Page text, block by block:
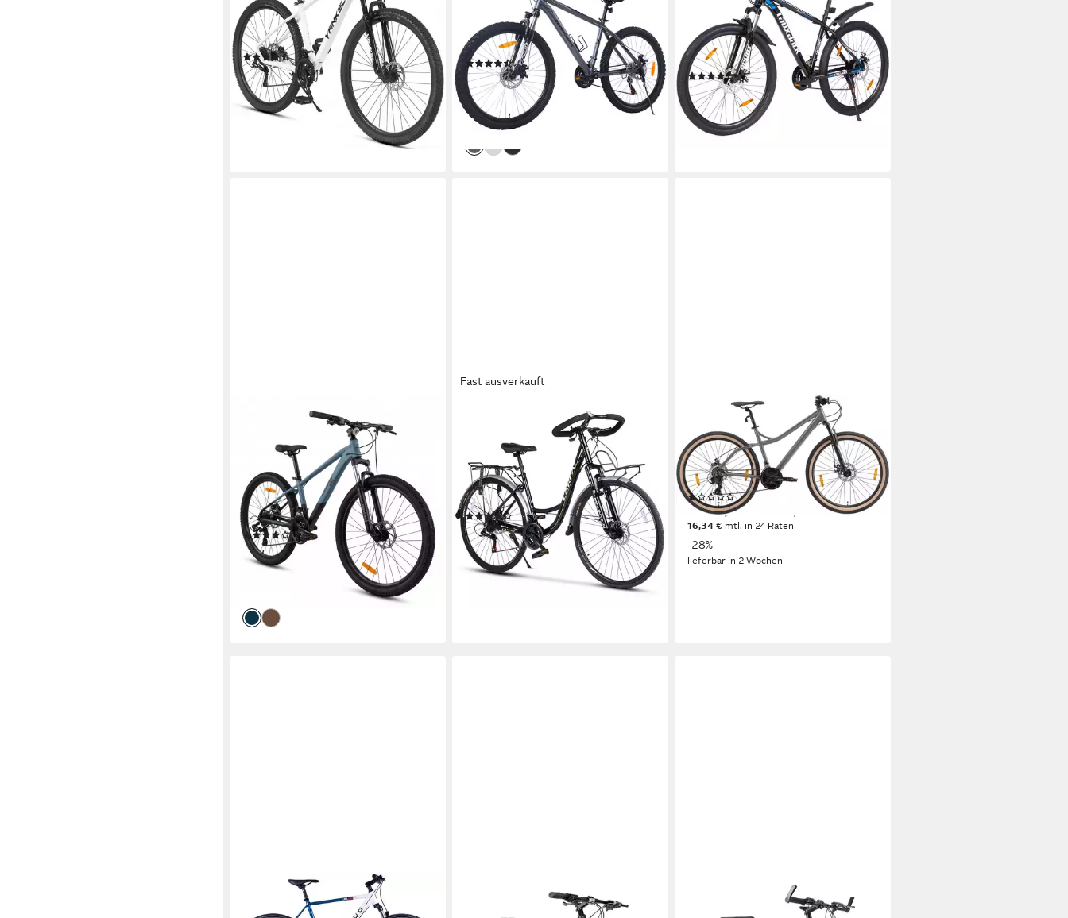
21 Gänge
100 kg Zul. Gesamtgewicht
Aluminium Rahmen
(3)
344,99 € UVP649,99 €
17,14 €mtl. in 24 Raten
-47%
lieferbar - in 6-8 Werktagen bei dir
Shimano 21 Gang
21 Gänge
100 kg Zul. Gesamtgewicht
(19)
289,99 € UVP 699,99 €
14,40 €
mtl. in 24 Raten
-59%
lieferbar - in 5-6 Werktagen bei dir
Scheibenbremse, herren
Gänge
110 kg Zul. Gesamtgewicht
Eisen Rahmen
(65)
ab 299,99 € UVP 639,99 €
14,90 €mtl. in 24 Raten
-53%
lieferbar - in 6-8 Werktagen bei dir
Mountainbike Keskin MTB1, 29 Zoll
Fahrrad für Herren Damen, Mädchen
und Jungen
39 cm Rahmenhöhe
21 Gänge
120 kg Zul. Gesamtgewicht
(5)
349,00 € UVP
510,00 €
17,33 €mtl. in 24 Raten
lieferbar - in 5-6 Werktagen bei dir
Fast ausverkauft
Cityrad 28 Zoll Trekking Bike City
Fahrrad für Damen Herren
21 Gänge
120 kg Zul. Gesamtgewicht
Aluminium Rahmen
(1)
399,99 € UVP599,99 €
19,87 €mtl. in 24 Raten
-33%
lieferbar - in 8-10 Werktagen bei dir
Mountainbike
43 cm Rahmenhöhe
21 Gänge
100 kg Zul. Gesamtgewicht
(2)
ab 329,00 €
16,34 € mtl. in 24 Raten
-28%
lieferbar in 2 Wochen
Cityrad 28 Zoll Shimano Acera 24
Mountainbike 27.5 Zoll Offroad-MTB
Mountainbike Lauxjack AX3.0